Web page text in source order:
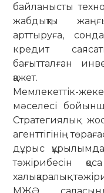
байланысты
жабдықты
арттыруға,
кредит
бағытталған
қажет.
Мемлекеттік-
мәселесі
Стратегиялық
агенттігінің
дұрыс
тәжірибесін
халықаралық